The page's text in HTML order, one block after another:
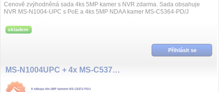
Cenově zvýhodněná sada 4ks 5MP kamer s NVR zdarma. Sada obsahuje
NVR MS-N1004-UPC s PoE a 4ks 5MP NDAA kamer MS-C5364-PD/J
skladem
Přihlásit se
MS-N1004UPC + 4x MS-C5375-PD/J